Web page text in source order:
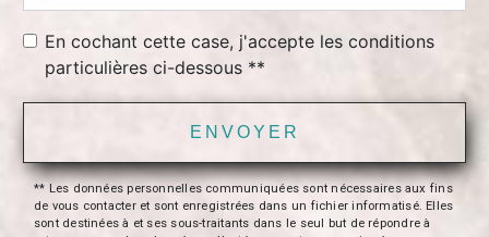
En cochant cette case, j'accepte les conditions
particulières ci-dessous **
ENVOYER
** Les données personnelles communiquées sont nécessaires aux fins
de vous contacter et sont enregistrées dans un fichier informatisé. Elles
sont destinées à et ses sous-traitants dans le seul but de répondre à